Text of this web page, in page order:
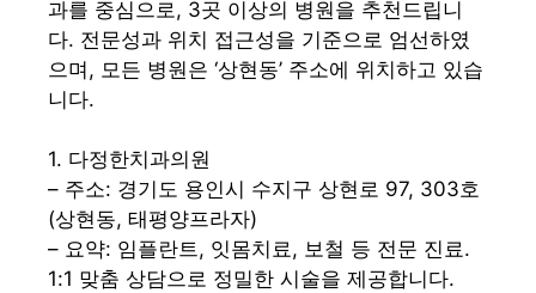
과를 중심으로, 3곳 이상의 병원을 추천드립니
다. 전문성과 위치 접근성을 기준으로 엄선하였
으며, 모든 병원은 ‘상현동’ 주소에 위치하고 있습
니다.
1. 다정한치과의원
– 주소: 경기도 용인시 수지구 상현로 97, 303호
(상현동, 태평양프라자)
– 요약: 임플란트, 잇몸치료, 보철 등 전문 진료.
1:1 맞춤 상담으로 정밀한 시술을 제공합니다.